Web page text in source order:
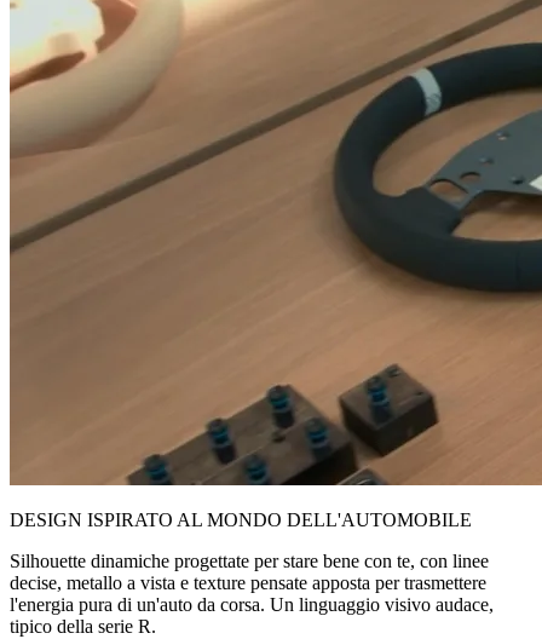
DESIGN ISPIRATO AL MONDO DELL'AUTOMOBILE
Silhouette dinamiche progettate per stare bene con te, con linee
decise, metallo a vista e texture pensate apposta per trasmettere
l'energia pura di un'auto da corsa. Un linguaggio visivo audace,
tipico della serie R.